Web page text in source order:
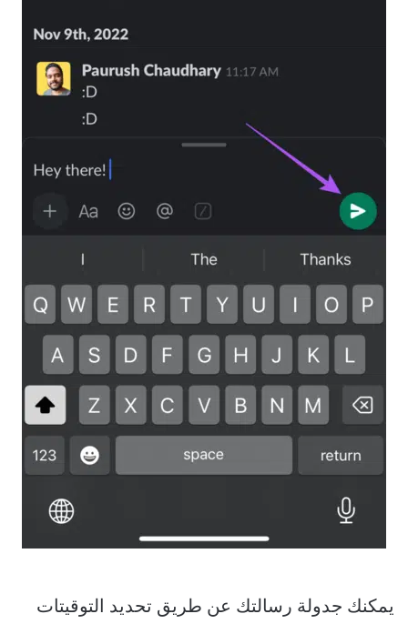
يمكنك جدولة رسالتك عن طريق تحديد التوقيتات